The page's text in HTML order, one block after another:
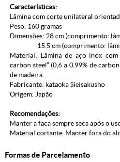
Características:
Lâmina com corte unilateral
Peso: 160 gramas
Dimensões: 28 cm (comprimento:
15.5 cm (comprimento:
Material: Lâmina de aço inox
carbon steel” (0,6 a 0,99% de
de madeira.
Fabricante: kataoka Sieisakusho
Origem: Japão
Recomendações:
Manter a faca sempre seca após o
Material cortante. Manter fora do
Formas de Parcelamento